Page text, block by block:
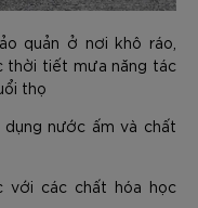
quản ở nơi khô ráo,
thời tiết mưa năng tác
thọ
nước ấm và chất
với các chất hóa học